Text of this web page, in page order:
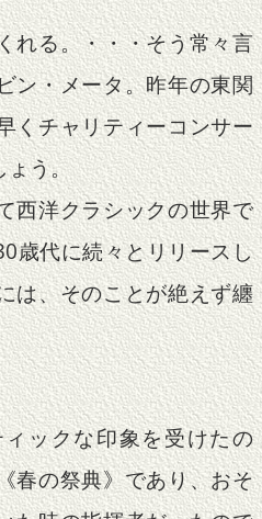
れる。・・・そう常々言
ン・メータ。昨年の東関
くチャリティーコンサー
ょう。
西洋クラシックの世界で
歳代に続々とリリースし
は、そのことが絶えず纏
ックな印象を受けたの
春の祭典》であり、おそ